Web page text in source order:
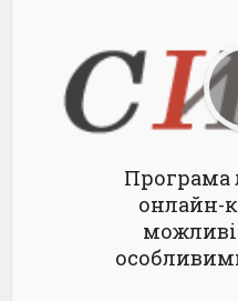
Програма
онлайн-